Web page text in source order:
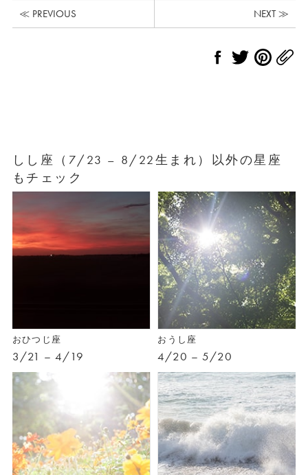
≪ PREVIOUS NEXT ≫
しし座（7/23 – 8/22生まれ）以外の星座
もチェック
おひつじ座
3/21 – 4/19
おうし座
4/20 – 5/20